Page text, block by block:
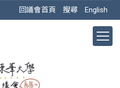
回議會首頁 搜尋 English